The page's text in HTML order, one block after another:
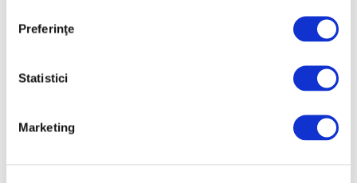
Preferinţe
Statistici
Marketing